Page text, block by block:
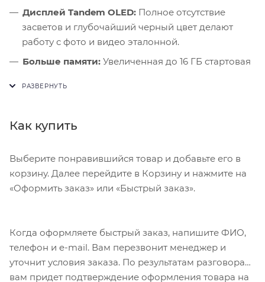
Дисплей Tandem OLED: Полное отсутствие
засветов и глубочайший черный цвет делают
работу с фото и видео эталонной.
Больше памяти: Увеличенная до 16 ГБ стартовая
Apple Intelligence.
разрешения обеспечивает кристально чистое
кабинета.
Как купить
Выберите понравившийся товар и добавьте его в
корзину. Далее перейдите в Корзину и нажмите на
«Оформить заказ» или «Быстрый заказ».
Когда оформляете быстрый заказ, напишите ФИО,
телефон и e-mail. Вам перезвонит менеджер и
уточнит условия заказа. По результатам разговора
вам придет подтверждение оформления товара на